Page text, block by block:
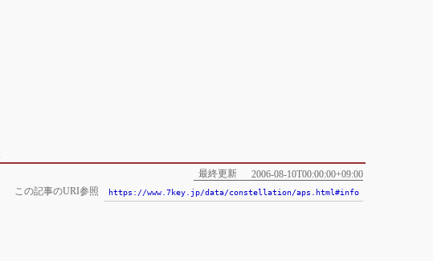
最終更新
2006-08-10T00:00:00+09:00
この記事のURI参照
https://www.7key.jp/data/constellation/aps.html#info